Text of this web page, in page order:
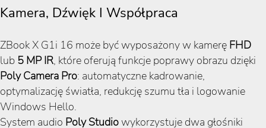
Kamera, Dźwięk I Współpraca
ZBook X G1i 16 może być wyposażony w kamerę FHD
lub 5 MP IR, które oferują funkcje poprawy obrazu dzięki
Poly Camera Pro: automatyczne kadrowanie,
optymalizację światła, redukcję szumu tła i logowanie
Windows Hello.
System audio Poly Studiowykorzystuje dwa głośniki